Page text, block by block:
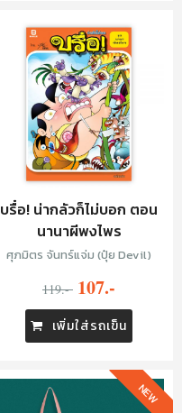
บรื๋อ! น่ากลัวก็ไม่บอก ตอน
นานาผีพงไพร
ศุภมิตร จันทร์แจ่ม (ปุ๋ย Devil)
119.- 107.-
เพิ่มใส่รถเข็น
NEW